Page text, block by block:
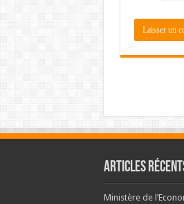
Articles
Ministère de